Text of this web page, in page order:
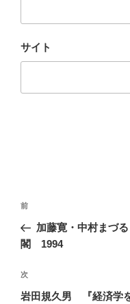
サイト
投
ナ
ゲ
ー
前
の
投
前
加藤寛・中村まづ
閣 1994
次
の
次
岩田規久男 『経済学